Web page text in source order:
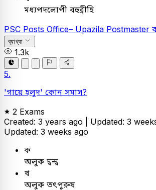
মধ্যপদলোপী বহুব্রীহি
PSC Posts Office– Upazila Postmaster
ব্যাখ্যা
1.3k
5.
'গায়ে হলুদ' কোন সমাস?
2 Exams
Created: 3 years ago | Updated: 3
Updated: 3 weeks ago
ক
অলুক দ্বন্দ্ব
খ
অলুক তৎপুরুষ